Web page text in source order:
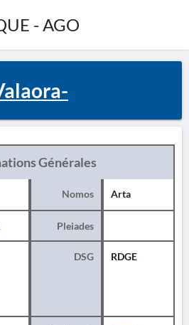
- AGO
Générales
Nomos Arta
Pleiades
DSG RDGE